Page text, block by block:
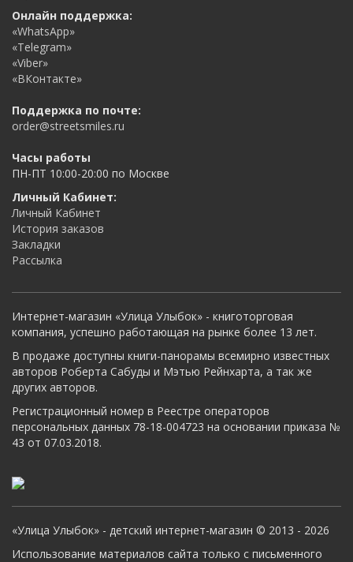
Онлайн поддержка:
«WhatsApp»
«Telegram»
«Viber»
«ВКонтакте»
Поддержка по почте:
order@streetsmiles.ru
Часы работы
ПН-ПТ 10:00-20:00 по Москве
Личный Кабинет:
Личный Кабинет
История заказов
Закладки
Рассылка
Интернет-магазин «Улица Улыбок» - книготорговая
компания, успешно работающая на рынке более 13 лет.
В продаже доступны книги-панорамы всемирно известных
авторов Роберта Сабуды и Мэтью Рейнхарта, а так же
других авторов.
Регистрационный номер в Реестре операторов
персональных данных 78-18-004723 на основании приказа №
43 от 07.03.2018.
«Улица Улыбок» - детский интернет-магазин © 2013 - 2026
Использование материалов сайта только с письменного